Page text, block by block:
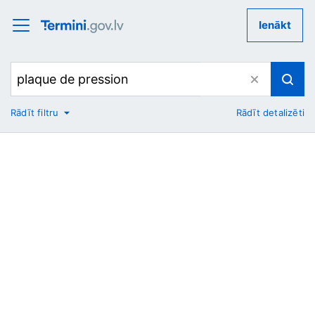
Ienākt
No
Rādīt filtru Rādīt detalizēti